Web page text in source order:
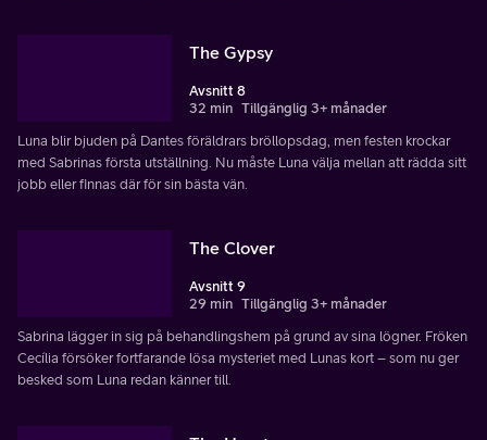
The Gypsy
Avsnitt 8
32 min Tillgänglig 3+ månader
Luna blir bjuden på Dantes föräldrars bröllopsdag, men festen krockar
med Sabrinas första utställning. Nu måste Luna välja mellan att rädda sitt
jobb eller finnas där för sin bästa vän.
The Clover
Avsnitt 9
29 min Tillgänglig 3+ månader
Sabrina lägger in sig på behandlingshem på grund av sina lögner. Fröken
Cecília försöker fortfarande lösa mysteriet med Lunas kort – som nu ger
besked som Luna redan känner till.